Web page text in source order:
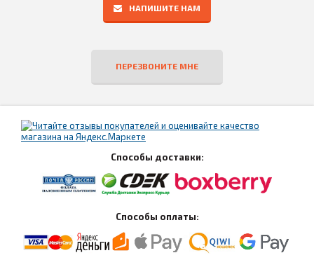
НАПИШИТЕ НАМ
ПЕРЕЗВОНИТЕ МНЕ
Способы доставки:
Способы оплаты: